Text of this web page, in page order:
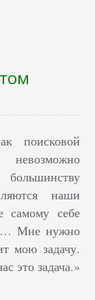
поисковой
наши
самому себе
Мне нужно
мою задачу.
это задача.»